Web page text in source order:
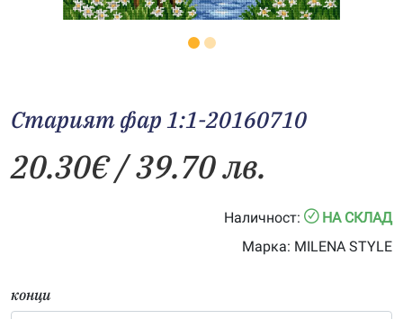
Старият фар 1:1-20160710
20.30€/ 39.70 лв.
Наличност:
НА СКЛАД
Марка: MILENA STYLE
конци